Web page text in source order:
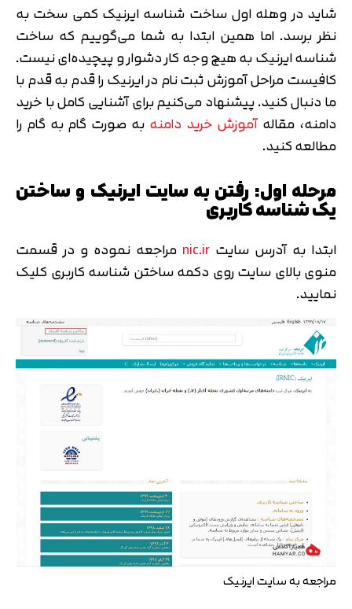
شاید در وهله اول ساخت شناسه ایرنیک کمی سخت به
نظر برسد. اما همین ابتدا به شما می‌گوییم که ساخت
شناسه ایرنیک به هیچ وجه کار دشوار و پیچیده‌ای نیست.
کافیست مراحل آموزش ثبت نام در ایرنیک را قدم به قدم با
ما دنبال کنید. پیشنهاد می‌کنیم برای آشنایی کامل با خرید
دامنه، مقالهآموزش خرید دامنه به صورت گام به گام را
مطالعه کنید.
مرحله اول: رفتن به سایت ایرنیک و ساختن
یک شناسه کاربری
ابتدا به آدرس سایت nic.ir مراجعه نموده و در قسمت
منوی بالای سایت روی دکمه ساختن شناسه کاربری کلیک
نمایید.
مراجعه به سایت ایرنیک